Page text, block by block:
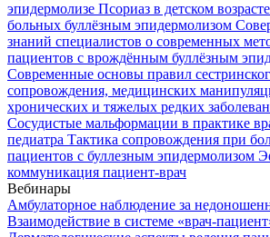
эпидермолизе Псориаз в детском возрасте
больных буллёзным эпидермолизом
знаний специалистов о современных
пациентов с врождённым буллёзным
Современные основы правил
сопровождения, медицинских
хронических и тяжелых редких
Сосудистые мальформации в практике
педиатра Тактика сопровождения при
пациентов с буллезным эпидермолизом
коммуникация пациент-врач
Вебинары
Амбулаторное наблюдение за
Взаимодействие в системе «врач-